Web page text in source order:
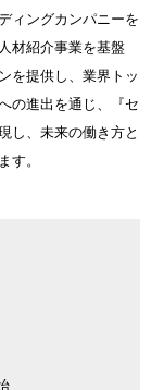
ィングカンパニーを
材紹介事業を基盤
を提供し、業界トッ
の進出を通じ、『セ
し、未来の働き方と
す。